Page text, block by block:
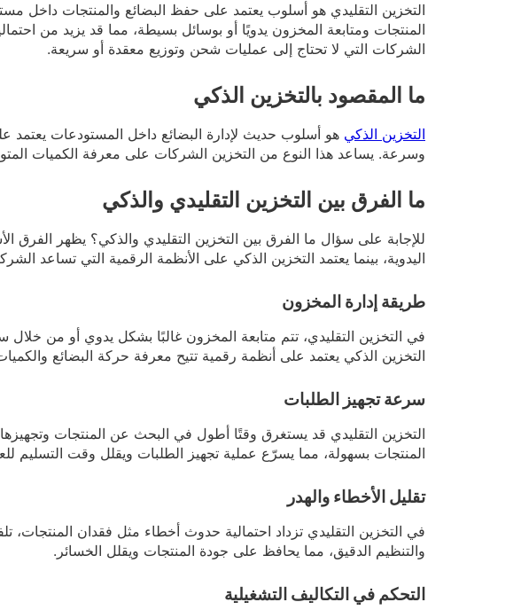
التخزين التقليدي هو أسلوب يعتمد على حفظ البضائع والمنتجات داخل
المنتجات ومتابعة المخزون يدويًا أو بوسائل بسيطة، مما قد يزيد من
الشركات التي لا تحتاج إلى عمليات شحن وتوزيع معقدة أو سريعة.
ما المقصود بالتخزين الذكي
التخزين الذكي هو أسلوب حديث لإدارة البضائع داخل المستودعات يعتمد
وسرعة. يساعد هذا النوع من التخزين الشركات على معرفة الكميات
ما الفرق بين التخزين التقليدي والذكي
للإجابة على سؤال ما الفرق بين التخزين التقليدي والذكي؟ يظهر الفرق
اليدوية، بينما يعتمد التخزين الذكي على الأنظمة الرقمية التي تساعد
طريقة إدارة المخزون
في التخزين التقليدي، تتم متابعة المخزون غالبًا بشكل يدوي أو من
التخزين الذكي يعتمد على أنظمة رقمية تتيح معرفة حركة البضائع
سرعة تجهيز الطلبات
التخزين التقليدي قد يستغرق وقتًا أطول في البحث عن المنتجات
المنتجات بسهولة، مما يسرّع عملية تجهيز الطلبات ويقلل وقت التسليم
تقليل الأخطاء والهدر
في التخزين التقليدي تزداد احتمالية حدوث أخطاء مثل فقدان المنتجات،
والتنظيم الدقيق، مما يحافظ على جودة المنتجات ويقلل الخسائر.
التحكم في التكاليف التشغيلية